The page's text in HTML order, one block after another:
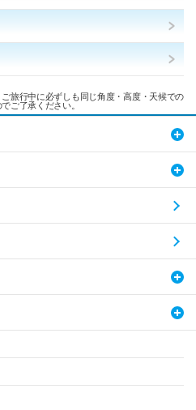
旅行中に必ずしも同じ角度・高度・天候での
ご了承ください。